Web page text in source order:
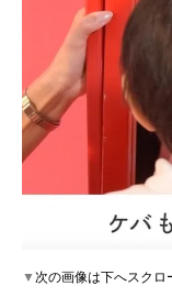
▼次の画像は下へスクロ